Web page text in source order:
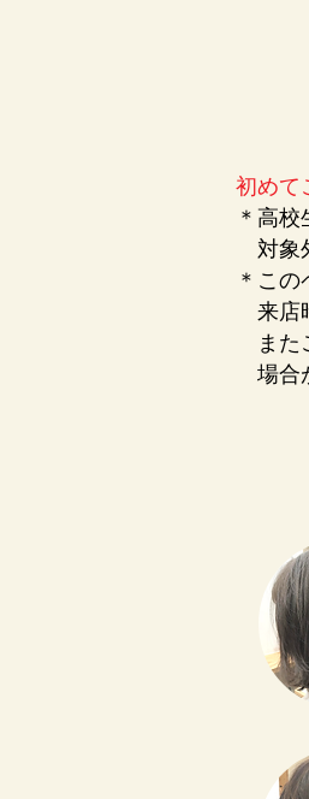
初めて
＊高
対象
＊こ
来店
また
場合